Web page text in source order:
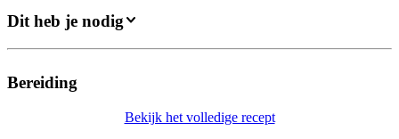
Dit heb je nodig
Bereiding
Bekijk het volledige recept